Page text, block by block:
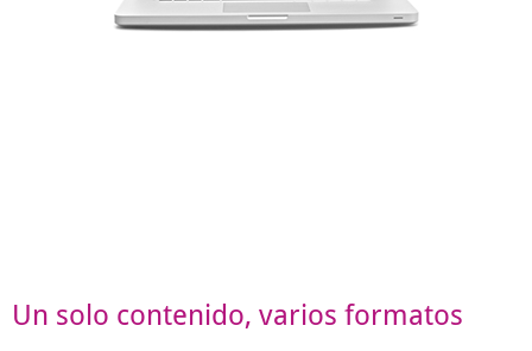
Un solo contenido, varios formatos